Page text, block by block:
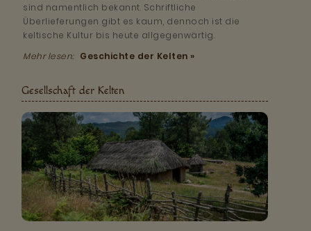
sind namentlich bekannt. Schriftliche
Überlieferungen gibt es kaum, dennoch ist die
keltische Kultur bis heute allgegenwärtig.
Mehr lesen: Geschichte der Kelten »
Gesellschaft der Kelten